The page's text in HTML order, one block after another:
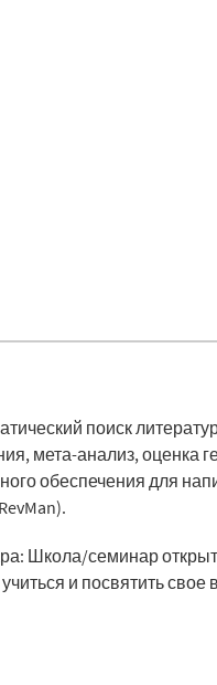
поиск
мета-анализ, оценка
обеспечения для
Школа/семинар
и посвятить свое